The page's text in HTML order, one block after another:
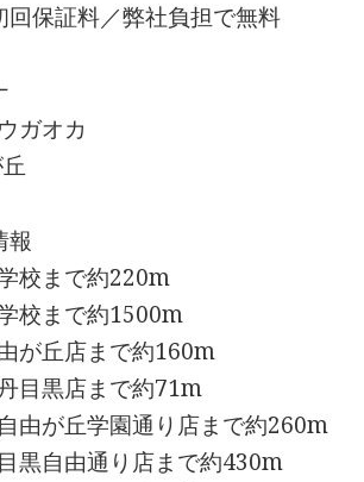
回保証料／弊社負担で無料
ガオカ
報
校まで約220m
校まで約1500m
が丘店まで約160m
目黒店まで約71m
由が丘学園通り店まで約260m
黒自由通り店まで約430m